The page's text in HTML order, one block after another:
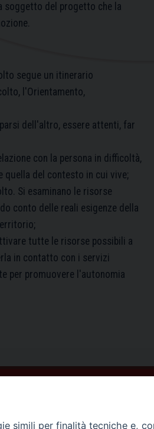
soggetto del progetto che la
segue un itinerario
l'Orientamento,
dell'altro, essere attenti, far
con la persona in difficoltà,
quella del contesto in cui vive;
Si esaminano le risorse
conto delle reali esigenze della
tutte le risorse possibili a
in contatto con i servizi
per promuovere l'autonomia
simili per finalità tecniche e,